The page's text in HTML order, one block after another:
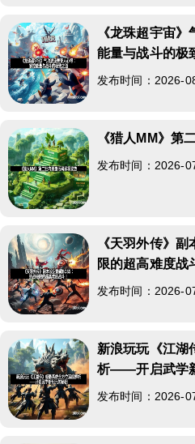
《龙珠超宇宙
能量与战斗的极
发布时间：2026-
《猎人MM》第
发布时间：2026-
《天羽外传》
限的超高难度战
发布时间：2026-
新浪玩玩《江湖
析——开启武学
发布时间：2026-